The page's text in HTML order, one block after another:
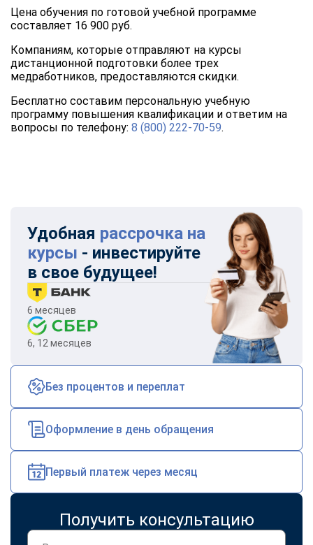
Цена обучения по готовой учебной программе
составляет 16 900 руб.
Компаниям, которые отправляют на курсы
дистанционной подготовки более трех
медработников, предоставляются скидки.
Бесплатно составим персональную учебную
программу повышения квалификации и ответим на
вопросы по телефону: 8 (800) 222-70-59.
Удобная рассрочка на
курсы - инвестируйте
в свое будущее!
6 месяцев
6, 12 месяцев
Без процентов и переплат
Оформление в день обращения
Первый платеж через месяц
Получить консультацию